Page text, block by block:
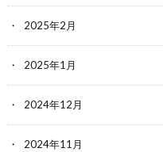
2025年2月
2025年1月
2024年12月
2024年11月